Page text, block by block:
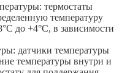
термостаты
температуру
до +4°C, в зависимости
датчики температуры
температуры внутри и